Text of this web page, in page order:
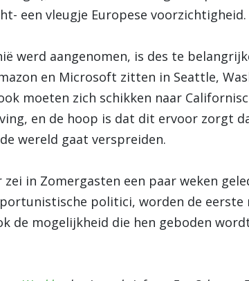
een vleugje Europese voorzichtigheid.
werd aangenomen, is des te
en Microsoft zitten in Seattle,
moeten zich schikken naar
en de hoop is dat dit ervoor zorgt
wereld gaat verspreiden.
in Zomergasten een paar weken
politici, worden de eerste
de mogelijkheid die hen geboden